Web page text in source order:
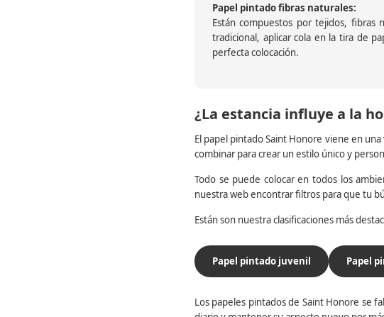
Papel pintado fibras naturales:
Están compuestos por tejidos, fibras
tradicional, aplicar cola en la tira de
perfecta colocación.
¿La estancia influye a la
El papel pintado Saint Honore viene en
combinar para crear un estilo único y
Todo se puede colocar en todos los
nuestra web encontrar filtros para que tu
Están son nuestra clasificaciones más
Papel pintado juvenil Papel
Los papeles pintados de Saint Honore se